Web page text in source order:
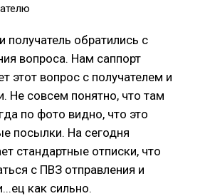
получатель обратились с
вопроса. Нам саппорт
этот вопрос с получателем и
Не совсем понятно, что там
по фото видно, что это
посылки. На сегодня
стандартные отписки, что
с ПВЗ отправления и
как сильно.